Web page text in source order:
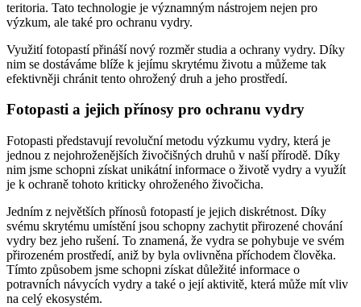
teritoria. Tato technologie je významným nástrojem nejen pro
výzkum, ale také pro ochranu vydry.
Využití fotopastí přináší nový rozměr studia a ochrany vydry. Díky
nim se dostáváme blíže k jejímu skrytému životu a můžeme tak
efektivněji chránit tento ohrožený druh a jeho prostředí.
Fotopasti a jejich přínosy pro ochranu vydry
Fotopasti představují revoluční metodu výzkumu vydry, která je
jednou z nejohroženějších živočišných druhů v naší přírodě. Díky
nim jsme schopni získat unikátní informace o životě vydry a využít
je k ochraně tohoto kriticky ohroženého živočicha.
Jedním z největších přínosů fotopastí je jejich diskrétnost. Díky
svému skrytému umístění jsou schopny zachytit přirozené chování
vydry bez jeho rušení. To znamená, že vydra se pohybuje ve svém
přirozeném prostředí, aniž by byla ovlivněna příchodem člověka.
Tímto způsobem jsme schopni získat důležité informace o
potravních návycích vydry a také o její aktivitě, která může mít vliv
na celý ekosystém.